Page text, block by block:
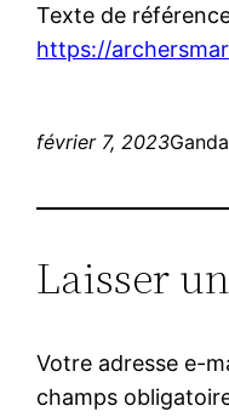
Texte de
https://
février 7, 2023
Laisser
Votre adresse e-
champs